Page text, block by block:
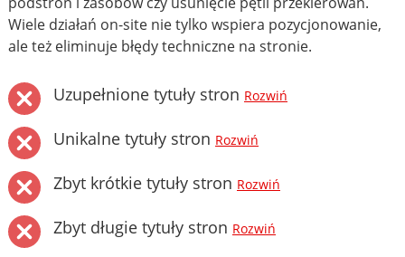
Wiele działań on-site nie tylko wspiera pozycjonowanie,
ale też eliminuje błędy techniczne na stronie.
Uzupełnione tytuły stron Rozwiń
Unikalne tytuły stron Rozwiń
Zbyt krótkie tytuły stron Rozwiń
Zbyt długie tytuły stron Rozwiń